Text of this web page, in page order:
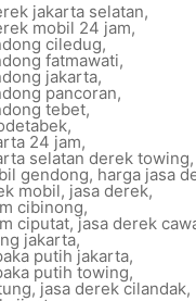
jakarta selatan,
mobil 24 jam,
ciledug,
fatmawati,
jakarta,
pancoran,
tebet,
,
24 jam,
selatan derek towing,
gendong, harga jasa
mobil, jasa derek,
cibinong,
ciputat,jasa derek
jakarta,
putih jakarta,
putih towing,
, jasa derek cilandak,